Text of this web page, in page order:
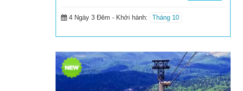
4 Ngày 3 Đêm - Khởi hành: Tháng 10